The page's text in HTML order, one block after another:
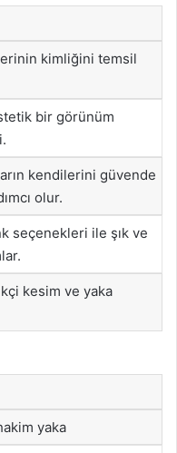
kimliğini temsil
bir görünüm
kendilerini güvende
olur.
seçenekleri ile şık ve
kesim ve yaka
yaka